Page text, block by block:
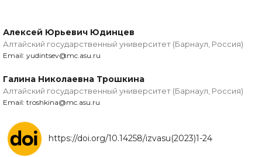
Алексей Юрьевич Юдинцев
Алтайский государственный университет (Барнаул, Россия)
Email: yudintsev@mc.asu.ru
Галина Николаевна Трошкина
Алтайский государственный университет (Барнаул, Россия)
Email: troshkina@mc.asu.ru
https://doi.org/10.14258/izvasu(2023)1-24